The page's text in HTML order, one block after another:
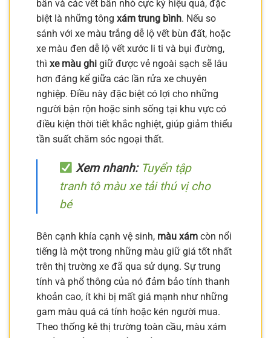
bẩn và các vết bẩn nhỏ cực kỳ hiệu quả, đặc
biệt là những tông xám trung bình. Nếu so
sánh với xe màu trắng dễ lộ vết bùn đất, hoặc
xe màu đen dễ lộ vết xước li ti và bụi đường,
thì xe màu ghi giữ được vẻ ngoài sạch sẽ lâu
hơn đáng kể giữa các lần rửa xe chuyên
nghiệp. Điều này đặc biệt có lợi cho những
người bận rộn hoặc sinh sống tại khu vực có
điều kiện thời tiết khắc nghiệt, giúp giảm thiểu
tần suất chăm sóc ngoại thất.
Xem nhanh: Tuyển tập
tranh tô màu xe tải thú vị cho
bé
Bên cạnh khía cạnh vệ sinh, màu xám còn nổi
tiếng là một trong những màu giữ giá tốt nhất
trên thị trường xe đã qua sử dụng. Sự trung
tính và phổ thông của nó đảm bảo tính thanh
khoản cao, ít khi bị mất giá mạnh như những
gam màu quá cá tính hoặc kén người mua.
Theo thống kê thị trường toàn cầu, màu xám